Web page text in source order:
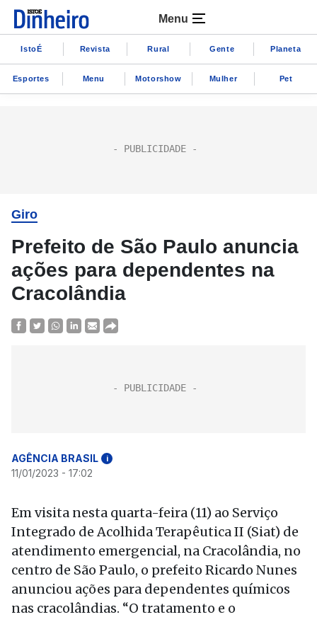
Menu
IstoÉ Revista Rural Gente Planeta
Esportes Menu Motorshow Mulher Pet
Giro
Prefeito de São Paulo anuncia
ações para dependentes na
Cracolândia
AGÊNCIA BRASIL i
11/01/2023 - 17:02
Em visita nesta quarta-feira (11) ao Serviço
Integrado de Acolhida Terapêutica II (Siat) de
atendimento emergencial, na Cracolândia, no
centro de São Paulo, o prefeito Ricardo Nunes
anunciou ações para dependentes químicos
nas cracolândias. “O tratamento e o